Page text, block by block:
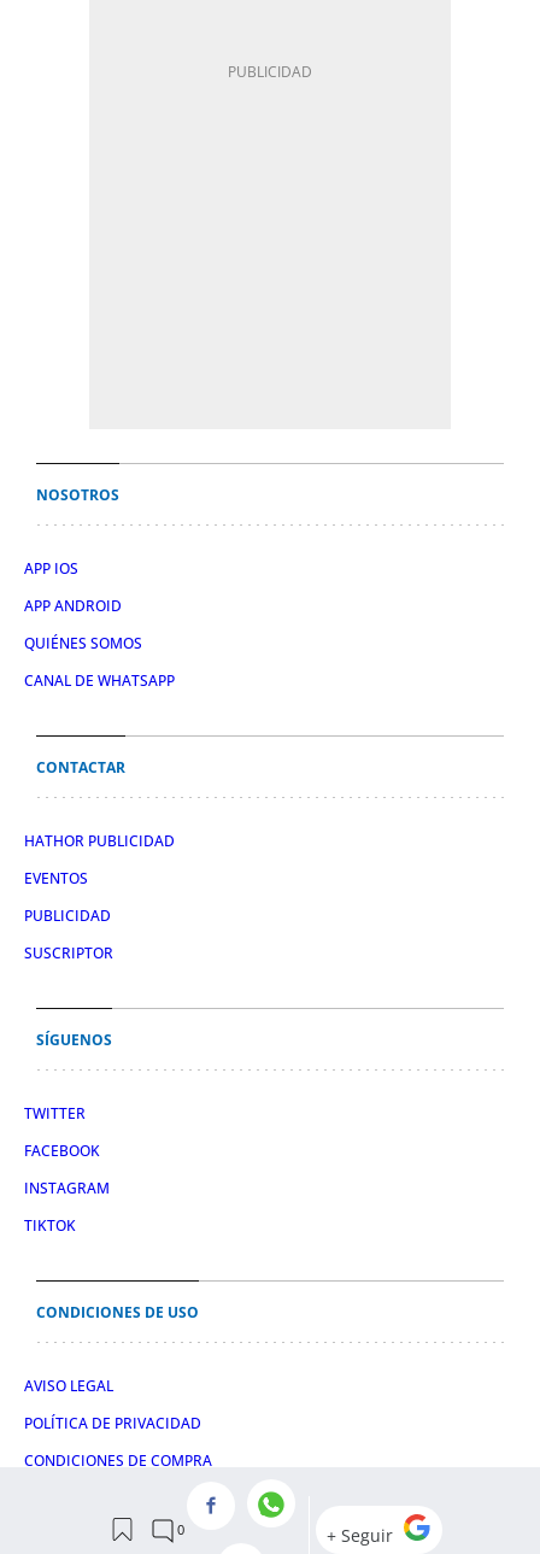
NOSOTROS
APP IOS
APP ANDROID
QUIÉNES SOMOS
CANAL DE WHATSAPP
CONTACTAR
HATHOR PUBLICIDAD
EVENTOS
PUBLICIDAD
SUSCRIPTOR
SÍGUENOS
TWITTER
FACEBOOK
INSTAGRAM
TIKTOK
CONDICIONES DE USO
AVISO LEGAL
POLÍTICA DE PRIVACIDAD
CONDICIONES DE COMPRA